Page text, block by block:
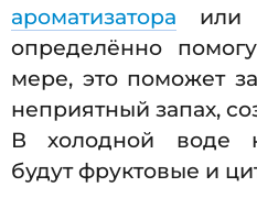
ароматизатора или
определённо
мере, это поможет
неприятный запах,
В холодной воде
будут фруктовые и